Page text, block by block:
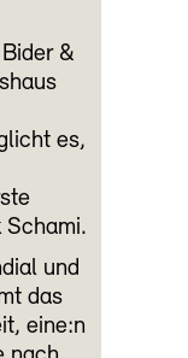
&
es,
Schami.
und
das
eine:n